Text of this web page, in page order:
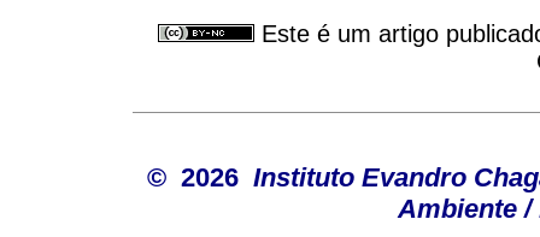
Este é um artigo
© 2026 Instituto Evandro
Ambiente /